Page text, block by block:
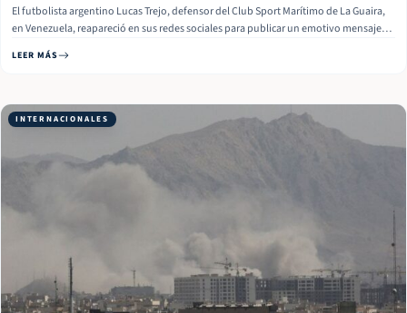
El futbolista argentino Lucas Trejo, defensor del Club Sport Marítimo de La Guaira,
en Venezuela, reapareció en sus redes sociales para publicar un emotivo mensaje
afectaron a ese país suramericano el pasado 24 de junio. Trejo, quien perdió a sus
LEER MÁS
INTERNACIONALES